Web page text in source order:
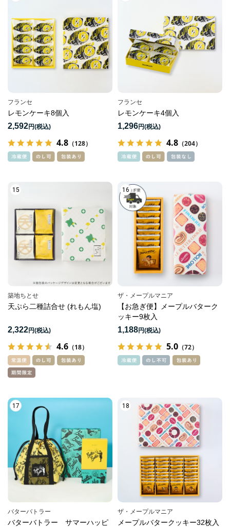
フランセ
レモンケーキ8個入
2,592円
4.8 （128）
フランセ
レモンケーキ4個入
1,296円
4.8 （204）
15
築地ちとせ
天ぷら二種詰合せ (れもん塩)
2,322円
4.6 （18）
16
ザ・メープルマニア
【お急ぎ便】メープルバターク
ッキー9枚入
1,188円
5.0 （72）
17
バターバトラー
バターバトラー サマーハッピ
18
ザ・メープルマニア
メープルバタークッキー32枚入